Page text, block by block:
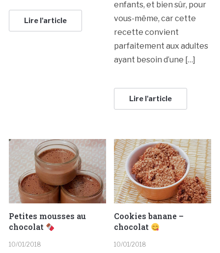
Lire l'article
enfants, et bien sûr, pour
vous-même, car cette
recette convient
parfaitement aux adultes
ayant besoin d’une […]
Lire l'article
Petites mousses au
chocolat
10/01/2018
Cookies banane –
chocolat
10/01/2018